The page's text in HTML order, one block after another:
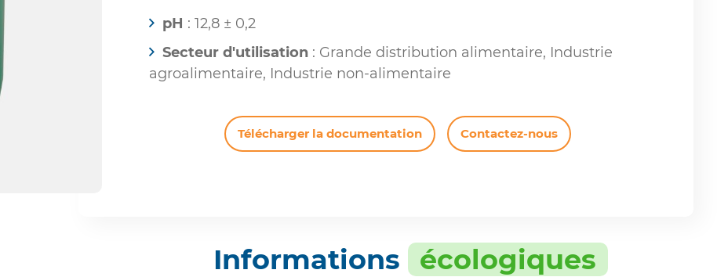
pH : 12,8 ± 0,2
Secteur d'utilisation : Grande distribution alimentaire, Industrie
agroalimentaire, Industrie non-alimentaire
Télécharger la documentation Contactez-nous
Informations écologiques